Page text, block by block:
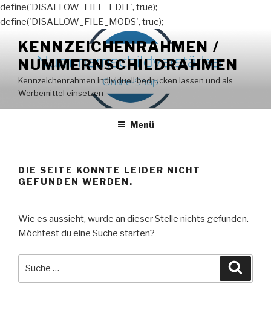
define('DISALLOW_FILE_EDIT', true);
define('DISALLOW_FILE_MODS', true);
Inhalt
springen
KENNZEICHENRAHMEN /
NUMMERNSCHILDRAHMEN
Kennzeichenrahmen individuell bedrucken lassen und als
Werbemittel einsetzen
Menü
DIE SEITE KONNTE LEIDER NICHT
GEFUNDEN WERDEN.
Wie es aussieht, wurde an dieser Stelle nichts gefunden.
Möchtest du eine Suche starten?